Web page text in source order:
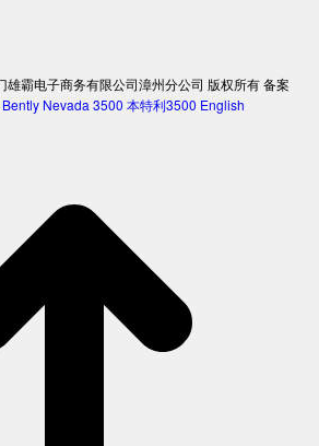
霸电子商务有限公司漳州分公司 版权所有 备案
Bently Nevada 3500 本特利3500 English